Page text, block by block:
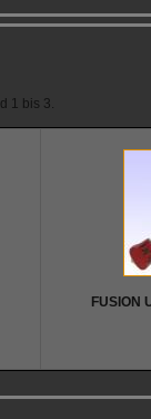
1 bis 3.
FUSION